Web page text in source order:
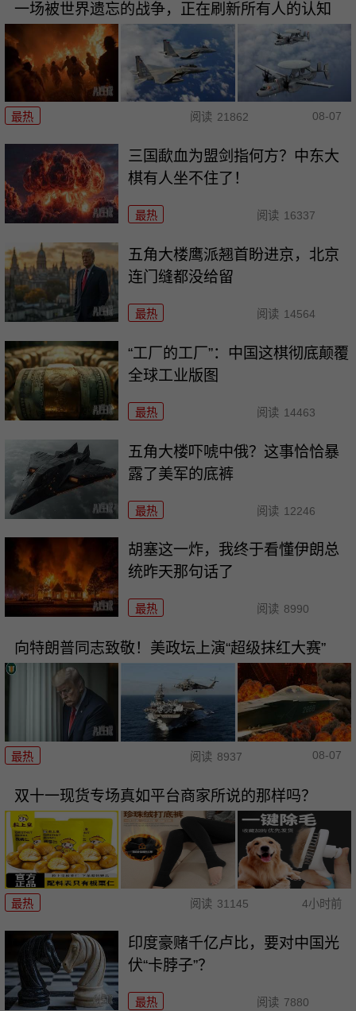
一场被世界遗忘的战争，正在刷新所有人的认知
最热 阅读 21862 08-07
三国歃血为盟剑指何方？中东大
棋有人坐不住了！
最热 阅读 16337
五角大楼鹰派翘首盼进京，北京
连门缝都没给留
最热 阅读 14564
“工厂的工厂”：中国这棋彻底颠覆
全球工业版图
最热 阅读 14463
五角大楼吓唬中俄？这事恰恰暴
露了美军的底裤
最热 阅读 12246
胡塞这一炸，我终于看懂伊朗总
统昨天那句话了
最热 阅读 8990
向特朗普同志致敬！美政坛上演“超级抹红大赛”
最热 阅读 8937 08-07
双十一现货专场真如平台商家所说的那样吗？
最热 阅读 31145 4小时前
印度豪赌千亿卢比，要对中国光
伏“卡脖子”？
最热 阅读 7880